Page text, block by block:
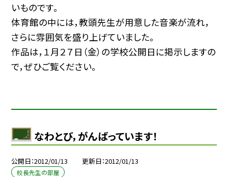
いものです。
体育館の中には，教頭先生が用意した音楽が流れ，
さらに雰囲気を盛り上げていました。
作品は，１月２７日（金）の学校公開日に掲示しますの
で，ぜひご覧ください。
なわとび，がんばっています！
公開日 2012/01/13 更新日 2012/01/13
校長先生の部屋